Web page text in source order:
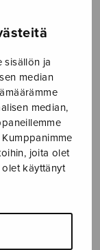
sisällön ja
median
median,
joita olet
käyttänyt
nana